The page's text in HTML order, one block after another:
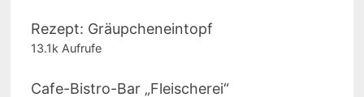
Rezept: Gräupcheneintopf
13.1k Aufrufe
Cafe-Bistro-Bar „Fleischerei“